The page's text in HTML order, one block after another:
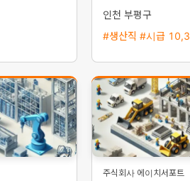
인천 부평구
#생산직 #시급
주식회사 에이치서포트